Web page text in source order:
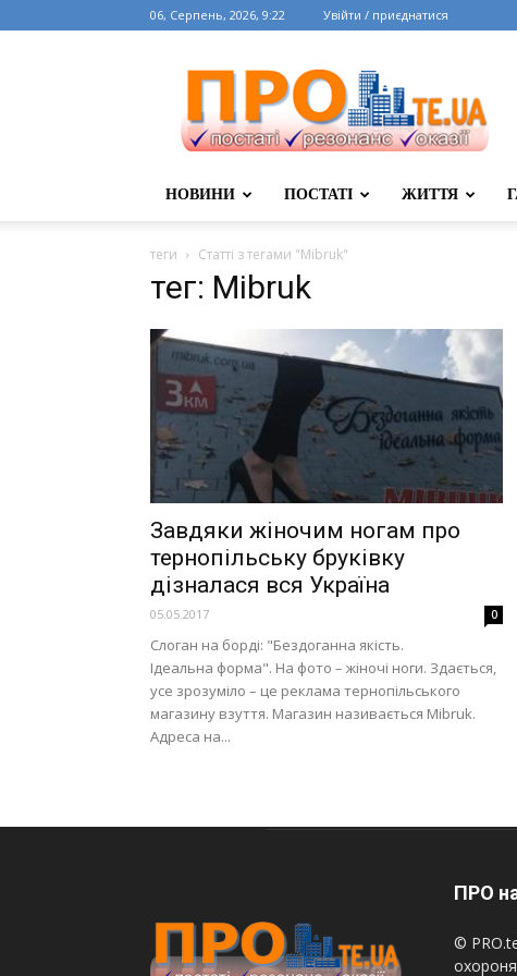
06, Серпень, 2026, 9:22 Увійти / приєднатися
НОВИНИ ПОСТАТІ ЖИТТЯ
теги Статті з тегами "Mibruk"
тег: Mibruk
Завдяки жіночим ногам про
тернопільську бруківку
дізналася вся Україна
05.05.2017 0
Слоган на борді: "Бездоганна якість.
Ідеальна форма". На фото – жіночі ноги. Здається,
усе зрозуміло – це реклама тернопільського
магазину взуття. Магазин називається Mibruk.
Адреса на...
ПРО
©